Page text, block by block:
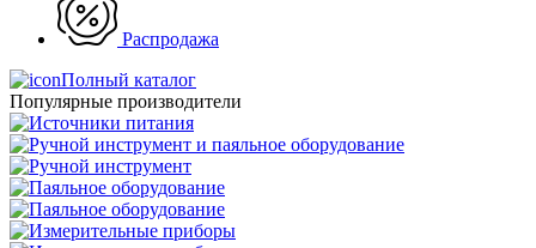
Распродажа
Полный каталог
Популярные производители